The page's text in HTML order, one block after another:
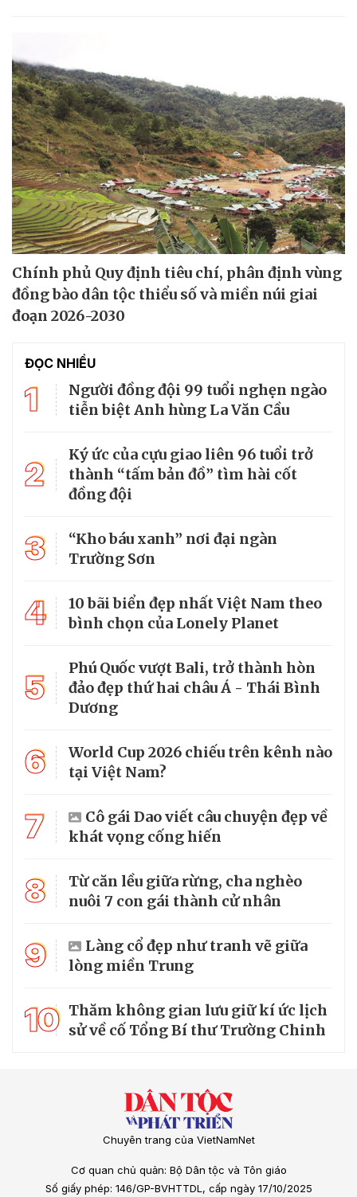
Chính phủ Quy định tiêu chí, phân định vùng
đồng bào dân tộc thiểu số và miền núi giai
đoạn 2026-2030
ĐỌC NHIỀU
1
Người đồng đội 99 tuổi nghẹn ngào
tiễn biệt Anh hùng La Văn Cầu
2
Ký ức của cựu giao liên 96 tuổi trở
thành “tấm bản đồ” tìm hài cốt
đồng đội
3
“Kho báu xanh” nơi đại ngàn
Trường Sơn
4
10 bãi biển đẹp nhất Việt Nam theo
bình chọn của Lonely Planet
5
Phú Quốc vượt Bali, trở thành hòn
đảo đẹp thứ hai châu Á - Thái Bình
Dương
6
World Cup 2026 chiếu trên kênh nào
tại Việt Nam?
7
Cô gái Dao viết câu chuyện đẹp về
khát vọng cống hiến
8
Từ căn lều giữa rừng, cha nghèo
nuôi 7 con gái thành cử nhân
9
Làng cổ đẹp như tranh vẽ giữa
lòng miền Trung
10 Thăm không gian lưu giữ kí ức lịch
sử về cố Tổng Bí thư Trường Chinh
Chuyên trang của VietNamNet
Cơ quan chủ quản: Bộ Dân tộc và Tôn giáo
Số giấy phép: 146/GP-BVHTTDL, cấp ngày 17/10/2025